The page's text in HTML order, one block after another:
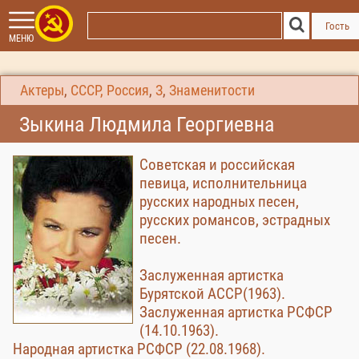
МЕНЮ
Гость
Актеры, СССР, Россия, З, Знаменитости
Зыкина Людмила Георгиевна
Советская и российская
певица, исполнительница
русских народных песен,
русских романсов, эстрадных
песен.
Заслуженная артистка
Бурятской АССР(1963).
Заслуженная артистка РСФСР
(14.10.1963).
Народная артистка РСФСР (22.08.1968).